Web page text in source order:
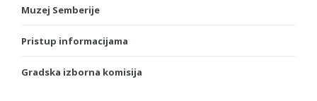
Muzej Semberije
Pristup informacijama
Gradska izborna komisija